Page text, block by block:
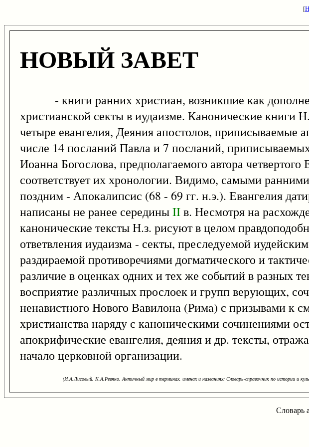
[
НОВЫЙ ЗАВЕТ
- книги ранних христиан, возникшие как
христианской секты в иудаизме. Канонические книги
четыре евангелия, Деяния апостолов, приписываемые
числе 14 посланий Павла и 7 посланий,
Иоанна Богослова, предполагаемого автора
соответствует их хронологии. Видимо, самыми
поздним - Апокалипсис (68 - 69 гг. н.э.). Евангелия
написаны не ранее серединыIIв. Несмотря на
канонические тексты Н.з. рисуют в целом
ответвления иудаизма - секты, преследуемой
раздираемой противоречиями догматического и
различие в оценках одних и тех же событий в разных
восприятие различных прослоек и групп верующих,
ненавистного Нового Вавилона (Рима) с призывами к
христианства наряду с каноническими сочинениями
апокрифические евангелия, деяния и др. тексты,
начало церковной организации.
(И.А.Лисовый, К.А.Ревяко. Античный мир в терминах, именах и названиях: Словарь-справочник по истории и
Словарь